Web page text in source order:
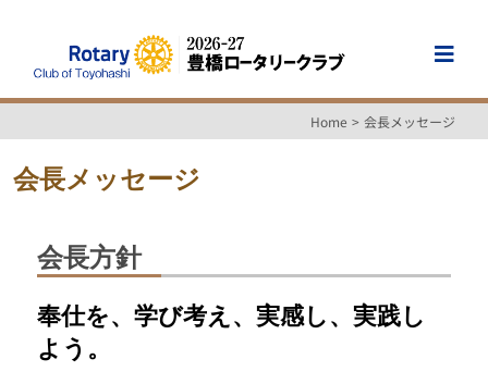
content
Home
諸会合・行事案内
Home 会長メッセージ
会長メッセージ
会長方針
奉仕を、学び考え、実感し、実践し
よう。